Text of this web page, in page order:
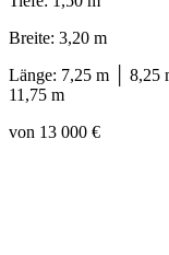
Breite: 3,20 m
Länge: 7,25 m │ 8,25
11,75 m
von 13 000 €